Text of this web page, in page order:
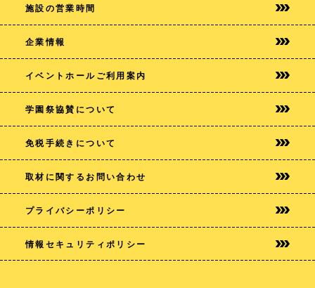
施設の営業時間
企業情報
イベントホールご利用案内
学園祭協賛について
免税手続きについて
取材に関するお問い合わせ
プライバシーポリシー
情報セキュリティポリシー